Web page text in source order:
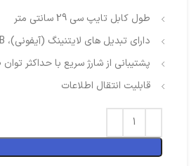
طول کابل تایپ سی 29 سانتی متر
دارای تبدیل های لایتنینگ (آیفونی)، USB و میکرو
پشتیبانی از شارژ سریع با حداکثر توان 60 وات
قابلیت انتقال اطلاعات